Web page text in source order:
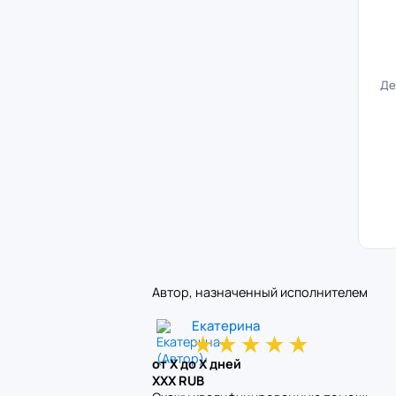
Автор, назначенный исполнителем
Екатерина
★★★★★
от X до X дней
XXX RUB